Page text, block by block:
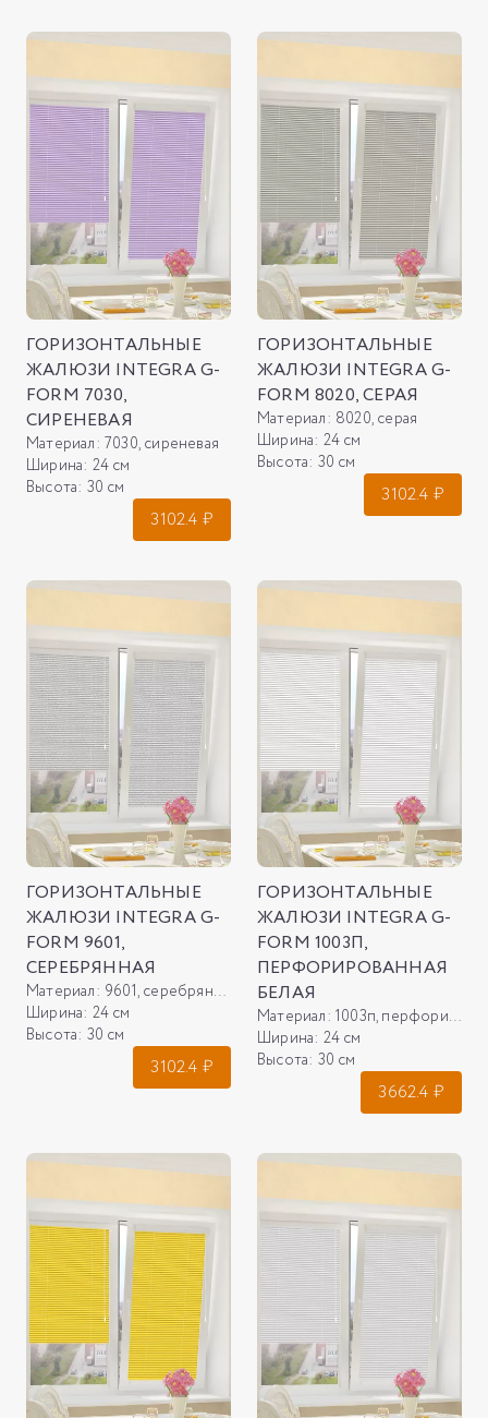
ГОРИЗОНТАЛЬНЫЕ
ЖАЛЮЗИ INTEGRA G-
FORM 7030,
СИРЕНЕВАЯ
Материал: 7030, сиреневая
Ширина: 24 см
Высота: 30 см
3102.4 ₽
ГОРИЗОНТАЛЬНЫЕ
ЖАЛЮЗИ INTEGRA G-
FORM 8020, СЕРАЯ
Материал: 8020, серая
Ширина: 24 см
Высота: 30 см
3102.4 ₽
ГОРИЗОНТАЛЬНЫЕ
ЖАЛЮЗИ INTEGRA G-
FORM 9601,
СЕРЕБРЯННАЯ
Материал: 9601, серебрянная
Ширина: 24 см
Высота: 30 см
3102.4 ₽
ГОРИЗОНТАЛЬНЫЕ
ЖАЛЮЗИ INTEGRA G-
FORM 1003П,
ПЕРФОРИРОВАННАЯ
БЕЛАЯ
Материал: 1003п, перфорированная белая
Ширина: 24 см
Высота: 30 см
3662.4 ₽